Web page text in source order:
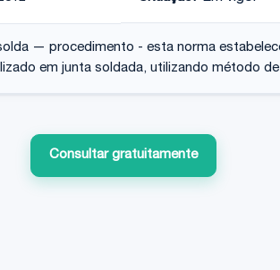
— procedimento - esta norma
em junta soldada, utilizando método
Consultar gratuitamente